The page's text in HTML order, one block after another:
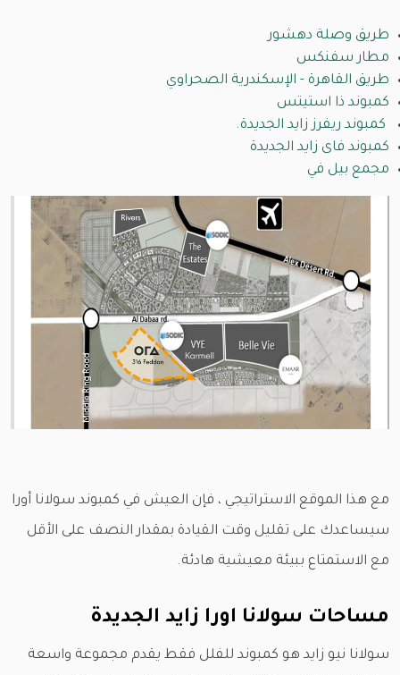
طريق وصلة دهشور
مطار سفنكس
طريق القاهرة - الإسكندرية الصحراوي
كمبوند ذا استيتس
كمبوند ريفرز زايد الجديدة.
كمبوند فاى زايد الجديدة
مجمع بيل في
مع هذا الموقع الاستراتيجي ، فإن العيش في كمبوند سولانا أورا
سيساعدك على تقليل وقت القيادة بمقدار النصف على الأقل
مع الاستمتاع ببيئة معيشية هادئة.
مساحات سولانا اورا زايد الجديدة
سولانا نيو زايد هو كمبوند للفلل فقط يقدم مجموعة واسعة